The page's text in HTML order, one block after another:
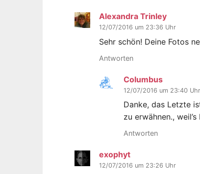
Alexandra Trinley
12/07/2016 um 23:36 Uhr
Sehr schön! Deine Fotos
Antworten
Columbus
12/07/2016 um 23:40 Uhr
Danke, das Letzte
zu erwähnen.,
Antworten
exophyt
12/07/2016 um 23:26 Uhr